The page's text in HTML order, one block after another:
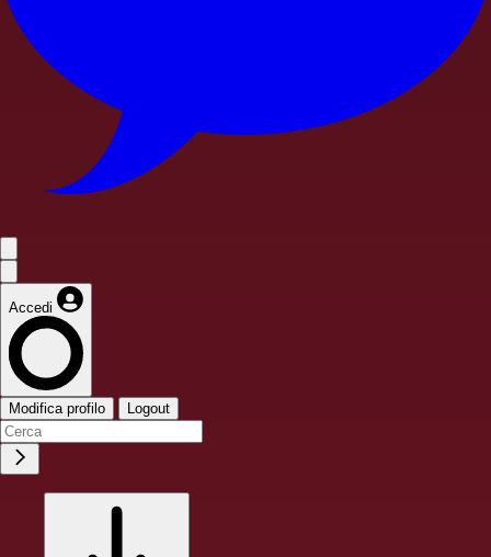
Accedi
Modifica profilo Logout